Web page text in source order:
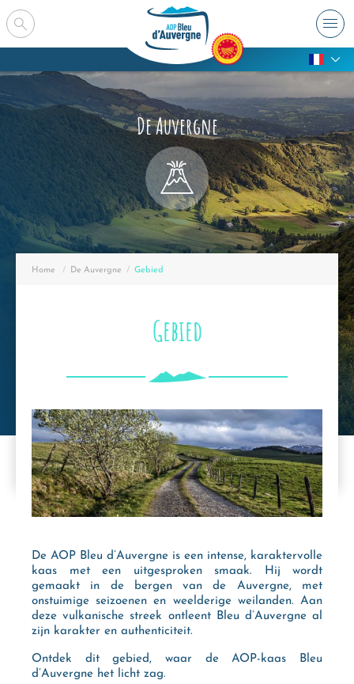
De Auvergne
Home De Auvergne Bezig :
Gebied
Gebied
De AOP Bleu d’Auvergne is een intense, karaktervolle
kaas met een uitgesproken smaak. Hij wordt
gemaakt in de bergen van de Auvergne, met
onstuimige seizoenen en weelderige weilanden. Aan
deze vulkanische streek ontleent Bleu d’Auvergne al
zijn karakter en authenticiteit.
Ontdek dit gebied, waar de AOP-kaas Bleu
d’Auvergne het licht zag.